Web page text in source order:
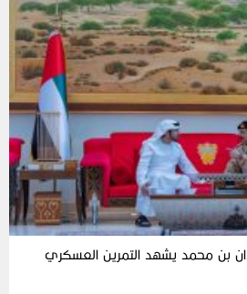
بن محمد يشهد التمرين العسكري